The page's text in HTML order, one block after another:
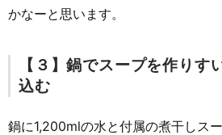
かなーと思います。
【３】鍋でスープを作りす
込む
鍋に1,200mlの水と付属の煮干しス